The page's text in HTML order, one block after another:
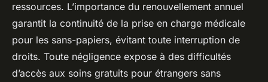
ressources. L’importance du renouvellement annuel
garantit la continuité de la prise en charge médicale
pour les sans-papiers, évitant toute interruption de
droits. Toute négligence expose à des difficultés
d’accès aux soins gratuits pour étrangers sans